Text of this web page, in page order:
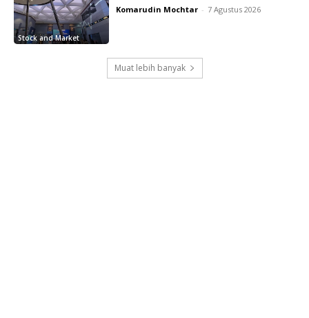
Stock and Market
Komarudin Mochtar - 7 Agustus 2026
Muat lebih banyak